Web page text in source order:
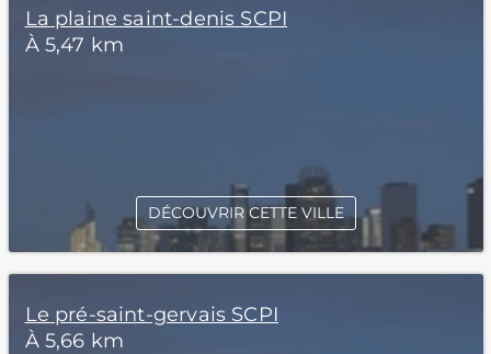
La plaine saint-denis SCPI
À 5,47 km
DÉCOUVRIR CETTE VILLE
Le pré-saint-gervais SCPI
À 5,66 km